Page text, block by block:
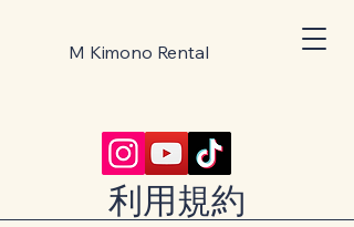
M Kimono Rental
利用規約